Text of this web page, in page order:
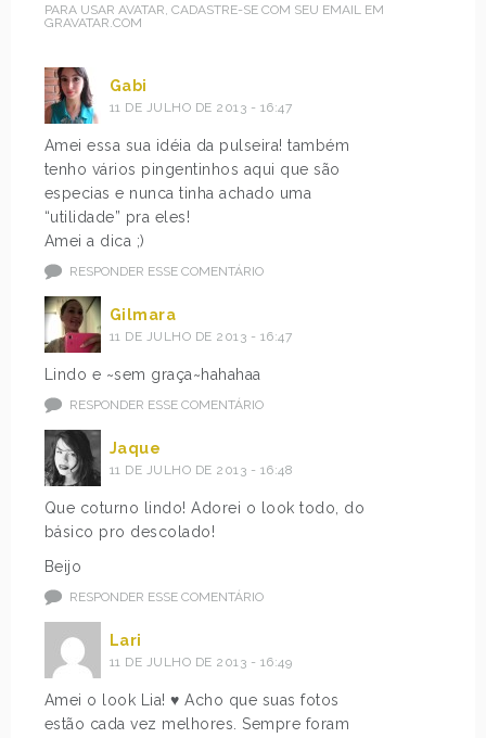
PARA USAR AVATAR, CADASTRE-SE COM SEU EMAIL EM
GRAVATAR.COM
Gabi
11 DE JULHO DE 2013 - 16:47
Amei essa sua idéia da pulseira! também
tenho vários pingentinhos aqui que são
especias e nunca tinha achado uma
“utilidade” pra eles!
Amei a dica ;)
RESPONDER ESSE COMENTÁRIO
Gilmara
11 DE JULHO DE 2013 - 16:47
Lindo e ~sem graça~hahahaa
RESPONDER ESSE COMENTÁRIO
Jaque
11 DE JULHO DE 2013 - 16:48
Que coturno lindo! Adorei o look todo, do
básico pro descolado!
Beijo
RESPONDER ESSE COMENTÁRIO
Lari
11 DE JULHO DE 2013 - 16:49
Amei o look Lia! ♥ Acho que suas fotos
estão cada vez melhores. Sempre foram